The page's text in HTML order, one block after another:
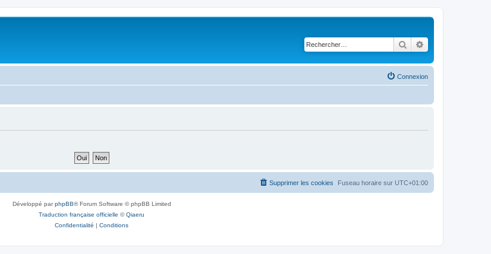
Rechercher
Connexion
Fuseau horaire sur UTC+01:00
Supprimer les cookies
Développé parphpBB® Forum Software © phpBB Limited
Traduction française officielle ©Qiaeru
Confidentialité | Conditions